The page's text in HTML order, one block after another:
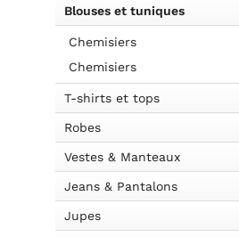
Blouses et tuniques
Chemisiers
Chemisiers
T-shirts et tops
Robes
Vestes & Manteaux
Jeans & Pantalons
Jupes